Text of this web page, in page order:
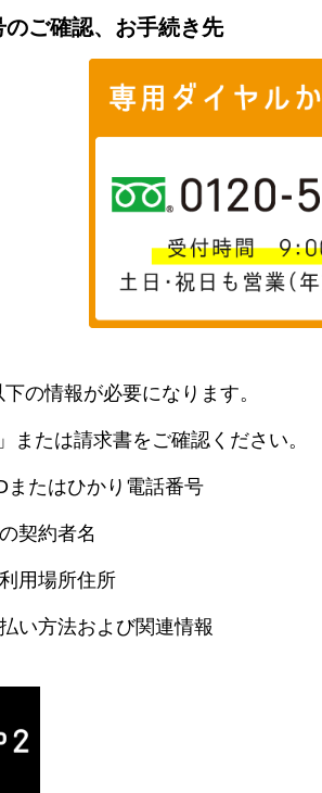
ご確認、お手続き先
の情報が必要になります。
たは請求書をご確認ください。
たはひかり電話番号
契約者名
用場所住所
い方法および関連情報